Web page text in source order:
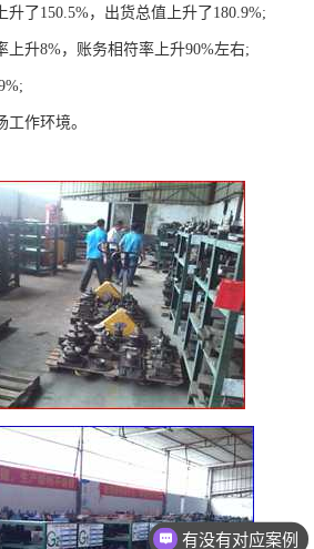
了150.5%，出货总值上升了180.9%;
上升8%，账务相符率上升90%左右;
作环境。
有没有对应案例